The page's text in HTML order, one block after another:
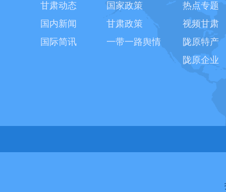
甘肃动态
国内新闻
国际简讯
国家政策
甘肃政策
一带一路舆情
热点专题
视频甘肃
陇原特产
陇原企业